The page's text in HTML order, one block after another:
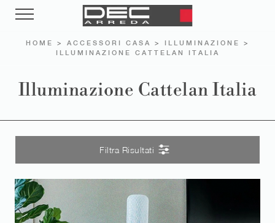
HOME > ACCESSORI CASA > ILLUMINAZIONE
>
ILLUMINAZIONE CATTELAN ITALIA
Illuminazione Cattelan Italia
Filtra Risultati